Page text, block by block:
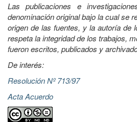
Las publicaciones e
denominación original bajo la cual se
origen de las fuentes, y la autoría
respeta la integridad de los trabajos,
fueron escritos, publicados y
De interés:
Resolución Nº 713/97
Acta Acuerdo